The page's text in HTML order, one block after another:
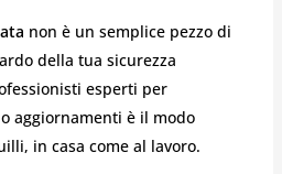
non è un semplice pezzo di
della tua sicurezza
esperti per
aggiornamenti è il modo
in casa come al lavoro.